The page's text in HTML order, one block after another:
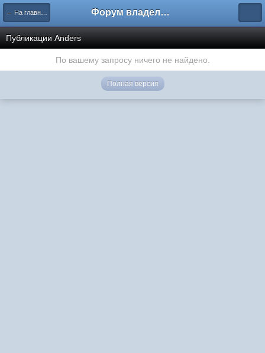
← На главную Форум владельцев интернет-магазинов
Публикации Anders
По вашему запросу ничего не найдено.
Полная версия